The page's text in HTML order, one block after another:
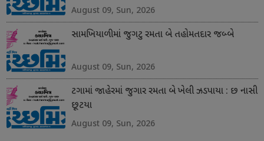
August 09, Sun, 2026
સામખિયાળીમાં જુગટુ રમતા બે તહોમતદાર જબ્બે
August 09, Sun, 2026
ટગામાં જાહેરમાં જુગાર રમતા બે ખેલી ઝડપાયા : છ નાસી
છૂટયા
August 09, Sun, 2026